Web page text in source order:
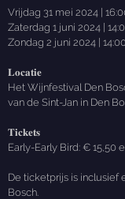
Vrijdag 31 mei 2024 |
Zaterdag 1 juni 2024 |
Zondag 2 juni 2024 |
𝐋𝐨𝐜𝐚𝐭𝐢𝐞
Het Wijnfestival Den
van de Sint-Jan in Den
𝐓𝐢𝐜𝐤𝐞𝐭𝐬
Early-Early Bird: € 15,50
De ticketprijs is inclusief
Bosch.